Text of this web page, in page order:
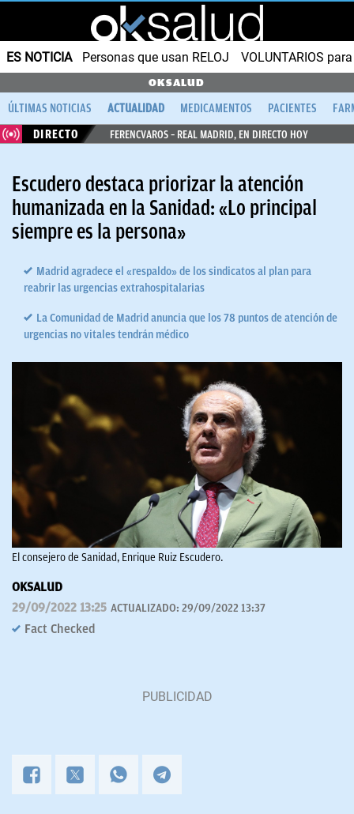
ES NOTICIA Personas que usan RELOJ VOLUNTARIOS
OKSALUD
ÚLTIMAS NOTICIAS ACTUALIDAD MEDICAMENTOS PACIENTES
DIRECTO
FERENCVAROS – REAL MADRID, EN DIRECTO HOY
Escudero destaca priorizar la atención
humanizada en la Sanidad: «Lo principal
siempre es la persona»
Madrid agradece el «respaldo» de los sindicatos al plan para
reabrir las urgencias extrahospitalarias
La Comunidad de Madrid anuncia que los 78 puntos de atención de
urgencias no vitales tendrán médico
El consejero de Sanidad, Enrique Ruiz Escudero.
OKSALUD
29/09/2022 13:25 ACTUALIZADO: 29/09/2022 13:37
Fact Checked